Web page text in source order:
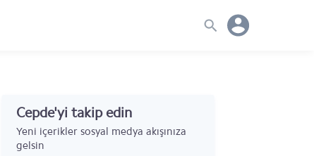
Cepde'yi takip edin
Yeni içerikler sosyal medya akışınıza
gelsin